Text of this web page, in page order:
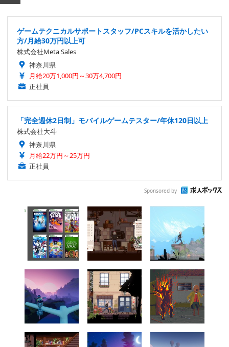
ゲームテクニカルサポートスタッフ/PCスキルを活かしたい
方/月給30万円以上可
株式会社Meta Sales
神奈川県
月給20万1,000円～30万4,700円
正社員
「完全週休2日制」モバイルゲームテスター/年休120日以上
株式会社大斗
神奈川県
月給22万円～25万円
正社員
Sponsored by